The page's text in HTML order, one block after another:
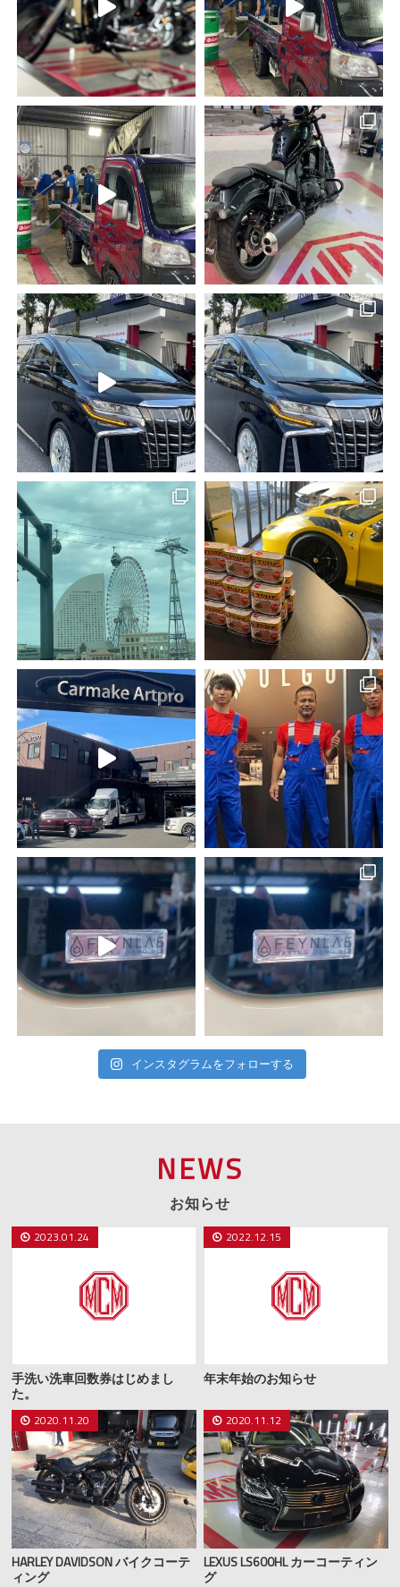
インスタグラムをフォローする
NEWS
お知らせ
2023.01.24
手洗い洗車回数券はじめまし
た。
2022.12.15
年末年始のお知らせ
2020.11.20
HARLEY DAVIDSON バイクコーテ
ィング
2020.11.12
LEXUS LS600HL カーコーティン
グ